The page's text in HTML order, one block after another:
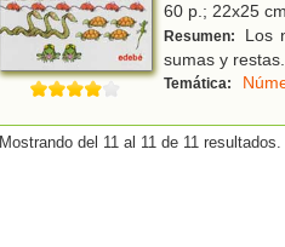
60 p.; 22x25
Resumen:
Los
sumas y
Temática:
Mostrando del 11 al 11 de 11 resultados.